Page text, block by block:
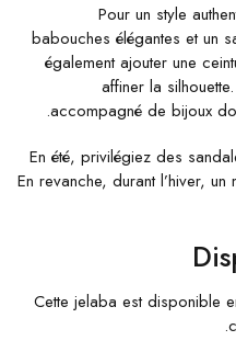
Pour un style
babouches élégantes et un
également ajouter une
affiner la
accompagné de bijoux
En été, privilégiez des
En revanche, durant l’hiver,
Cette jelaba est disponible